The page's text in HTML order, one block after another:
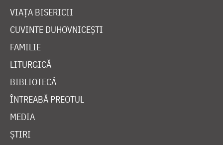
VIAȚA BISERICII
CUVINTE DUHOVNICEȘTI
FAMILIE
LITURGICĂ
BIBLIOTECĂ
ÎNTREABĂ PREOTUL
MEDIA
ȘTIRI